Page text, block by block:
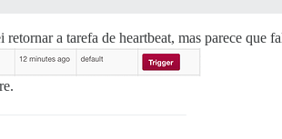
a tarefa de heartbeat, mas parece que